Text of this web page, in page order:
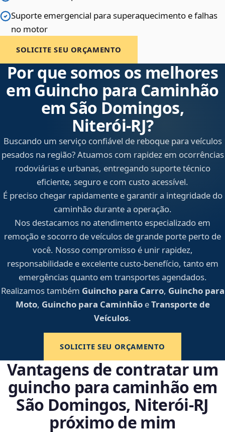
Suporte emergencial para superaquecimento e falhas
no motor
SOLICITE SEU ORÇAMENTO
Por que somos os melhores
em Guincho para Caminhão
em São Domingos,
Niterói‑RJ?
Buscando um serviço confiável de reboque para veículos
pesados na região? Atuamos com rapidez em ocorrências
rodoviárias e urbanas, entregando suporte técnico
eficiente, seguro e com custo acessível.
É preciso chegar rapidamente e garantir a integridade do
caminhão durante a operação.
Nos destacamos no atendimento especializado em
remoção e socorro de veículos de grande porte perto de
você. Nosso compromisso é unir rapidez,
responsabilidade e excelente custo-benefício, tanto em
emergências quanto em transportes agendados.
Realizamos também Guincho para Carro, Guincho para
Moto, Guincho para CaminhãoeTransporte de
Veículos.
SOLICITE SEU ORÇAMENTO
Vantagens de contratar um
guincho para caminhão em
São Domingos, Niterói‑RJ
próximo de mim